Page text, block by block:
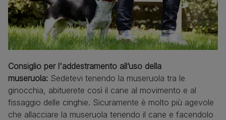
Consiglio per l'addestramento all’uso della
museruola: Sedetevi tenendo la museruola tra le
ginocchia, abituerete così il cane al movimento e al
fissaggio delle cinghie. Sicuramente è molto più agevole
che allacciare la museruola tenendo il cane e facendolo